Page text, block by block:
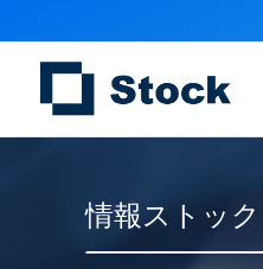
情報ストッ